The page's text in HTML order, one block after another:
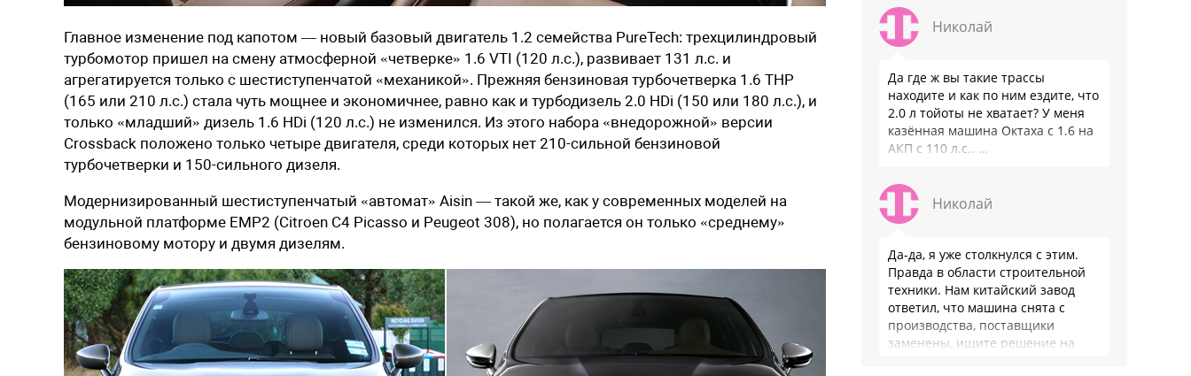
Главное изменение под капотом — новый базовый двигатель 1.2 семейства PureTech: трехцилиндровый
турбомотор пришел на смену атмосферной «четверке» 1.6 VTI (120 л.с.), развивает 131 л.с. и
агрегатируется только с шестиступенчатой «механикой». Прежняя бензиновая турбочетверка 1.6 THP
(165 или 210 л.с.) стала чуть мощнее и экономичнее, равно как и турбодизель 2.0 HDi (150 или 180 л.с.), и
только «младший» дизель 1.6 HDi (120 л.с.) не изменился. Из этого набора «внедорожной» версии
Crossback положено только четыре двигателя, среди которых нет 210-сильной бензиновой
турбочетверки и 150-сильного дизеля.
Модернизированный шестиступенчатый «автомат» Aisin — такой же, как у современных моделей на
модульной платформе EMP2 (Citroen C4 Picasso и Peugeot 308), но полагается он только «среднему»
бензиновому мотору и двумя дизелям.
Николай
Да где ж вы такие трассы
находите и как по ним ездите, что
2.0 л тойоты не хватает? У меня
казённая машина Октаха с 1.6 на
АКП с 110 л.с.. …
Николай
Да-да, я уже столкнулся с этим.
Правда в области строительной
техники. Нам китайский завод
ответил, что машина снята с
производства, поставщики
заменены, ищите решение на